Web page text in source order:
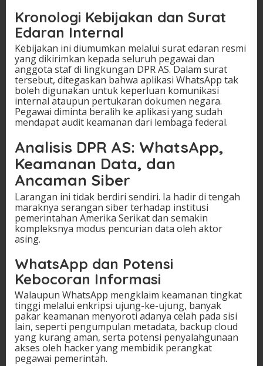
Kronologi Kebijakan dan Surat
Edaran Internal
Kebijakan ini diumumkan melalui surat edaran resmi
yang dikirimkan kepada seluruh pegawai dan
anggota staf di lingkungan DPR AS. Dalam surat
tersebut, ditegaskan bahwa aplikasi WhatsApp tak
boleh digunakan untuk keperluan komunikasi
internal ataupun pertukaran dokumen negara.
Pegawai diminta beralih ke aplikasi yang sudah
mendapat audit keamanan dari lembaga federal.
Analisis DPR AS: WhatsApp,
Keamanan Data, dan
Ancaman Siber
Larangan ini tidak berdiri sendiri. Ia hadir di tengah
maraknya serangan siber terhadap institusi
pemerintahan Amerika Serikat dan semakin
kompleksnya modus pencurian data oleh aktor
asing.
WhatsApp dan Potensi
Kebocoran Informasi
Walaupun WhatsApp mengklaim keamanan tingkat
tinggi melalui enkripsi ujung-ke-ujung, banyak
pakar keamanan menyoroti adanya celah pada sisi
lain, seperti pengumpulan metadata, backup cloud
yang kurang aman, serta potensi penyalahgunaan
akses oleh hacker yang membidik perangkat
pegawai pemerintah.